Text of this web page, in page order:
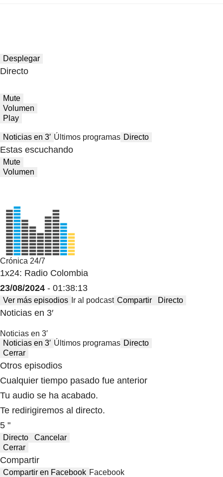
Desplegar
Directo
Mute
Volumen
Play
Noticias en 3′ Últimos programas Directo
Estas escuchando
Mute
Volumen
Crónica 24/7
1x24: Radio Colombia
23/08/2024 - 01:38:13
Ver más episodios Ir al podcast Compartir Directo
Noticias en 3′
Noticias en 3′
Noticias en 3′ Últimos programas Directo
Cerrar
Otros episodios
Cualquier tiempo pasado fue anterior
Tu audio se ha acabado.
Te redirigiremos al directo.
5 "
Directo
Cancelar
Cerrar
Compartir
Compartir en Facebook Facebook